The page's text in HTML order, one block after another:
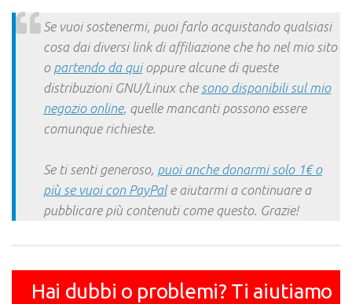
Se vuoi sostenermi, puoi farlo acquistando qualsiasi
cosa dai diversi link di affiliazione che ho nel mio sito
o partendo da quioppure alcune di queste
distribuzioni GNU/Linux che sono disponibili sul mio
negozio online, quelle mancanti possono essere
comunque richieste.
Se ti senti generoso, puoi anche donarmi solo 1€ o
più se vuoi con PayPale aiutarmi a continuare a
pubblicare più contenuti come questo. Grazie!
Hai dubbi o problemi? Ti aiutiamo